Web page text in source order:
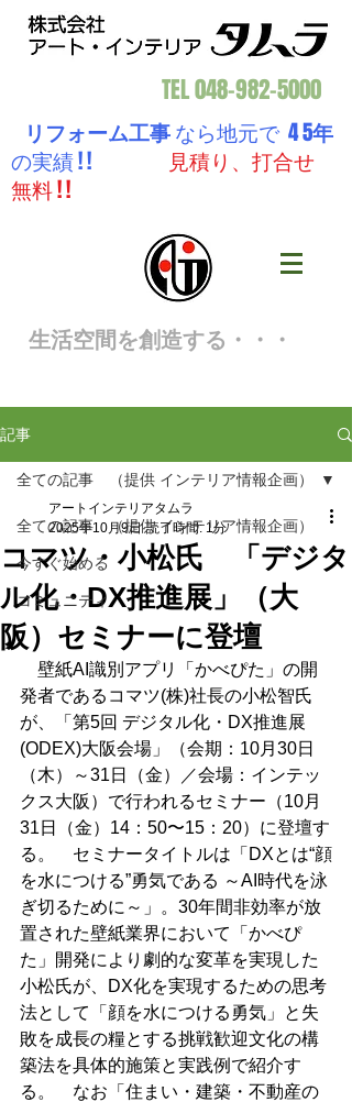
TEL048-982-5000
リフォーム工事なら地元で 4 5年
の実績 ! !
見積り、打合せ
無料 ! !
生活空間を創造する・・・
記事
全ての記事 （提供 インテリア情報企画）
今すぐ始める
コミュニティ
全ての記事 （提供 インテリア情報企画）
コマツ・小松氏 「デジタ
ル化・DX推進展」（大
阪）セミナーに登壇
アートインテリアタムラ
2025年10月9日 読了時間: 1分
壁紙AI識別アプリ「かべぴた」の開
発者であるコマツ(株)社長の小松智氏
が、「第5回 デジタル化・DX推進展
(ODEX)大阪会場」（会期：10月30日
（木）～31日（金）／会場：インテッ
クス大阪）で行われるセミナー（10月
31日（金）14：50〜15：20）に登壇す
る。　セミナータイトルは「DXとは“顔
を水につける”勇気である ～AI時代を泳
ぎ切るために～」。30年間非効率が放
置された壁紙業界において「かべぴ
た」開発により劇的な変革を実現した
小松氏が、DX化を実現するための思考
法として「顔を水につける勇気」と失
敗を成長の糧とする挑戦歓迎文化の構
築法を具体的施策と実践例で紹介す
る。　なお「住まい・建築・不動産の